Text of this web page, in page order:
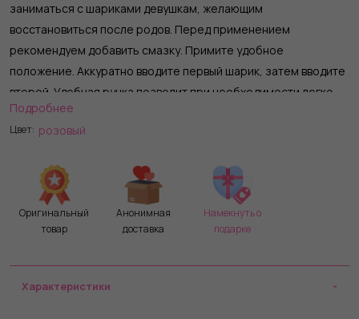
заниматься с шариками девушкам, желающим
восстановиться после родов. Перед применением
рекомендуем добавить смазку. Примите удобное
положение. Аккуратно вводите первый шарик, затем вводите
второй. Удобная ручка позволит при необходимости легко
извлечь игрушку. Вагинальные шарики можно использовать
на протяжении нескольких часов, например во время
создан из гипоаллергенного силикона. Рабочая длина - 8 см.
Подробнее
Цвет: розовый
Оригинальный
товар
Анонимная
доставка
Намекнуть о
подарке
Характеристики